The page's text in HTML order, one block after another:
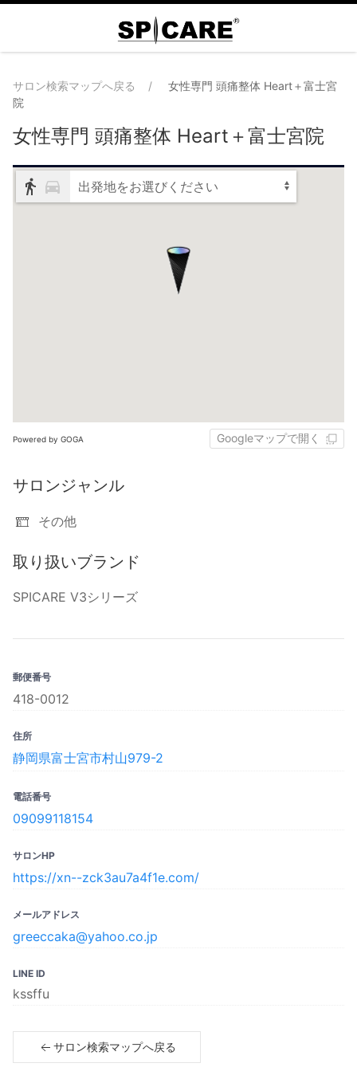
サロン検索マップへ戻る
女性専門 頭痛整体 Heart＋富士宮
院
女性専門 頭痛整体 Heart＋富士宮院
出発地をお選びください
Powered by GOGA Googleマップで開く
サロンジャンル
その他
取り扱いブランド
SPICARE V3シリーズ
郵便番号
418-0012
住所
静岡県富士宮市村山979-2
電話番号
09099118154
サロンHP
https://xn--zck3au7a4f1e.com/
メールアドレス
greeccaka@yahoo.co.jp
LINE ID
kssffu
サロン検索マップへ戻る